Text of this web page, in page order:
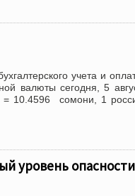
учета и
валюты сегодня, 5
10.4596 сомони, 1
уровень